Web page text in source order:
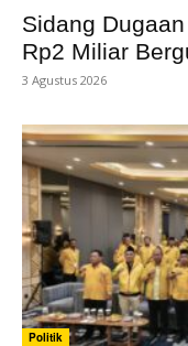
Sidang
Rp2 Miliar
3 Agustus 2026
Politik